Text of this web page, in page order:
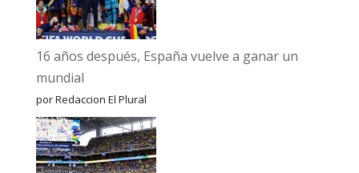
16 años después, España vuelve a ganar un
mundial
por Redaccion El Plural